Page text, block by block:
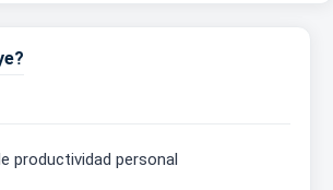
productividad personal